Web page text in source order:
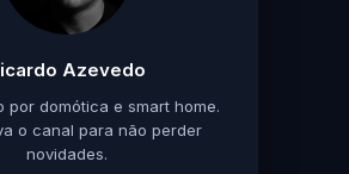
Azevedo
por domótica e smart home.
o canal para não perder
novidades.